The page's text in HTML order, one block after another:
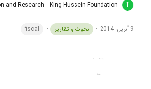
and Research - King Hussein Foundation
9 أبريل، 2014 بحوث و تقارير fiscal